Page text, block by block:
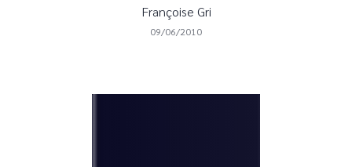
Françoise Gri
09/06/2010